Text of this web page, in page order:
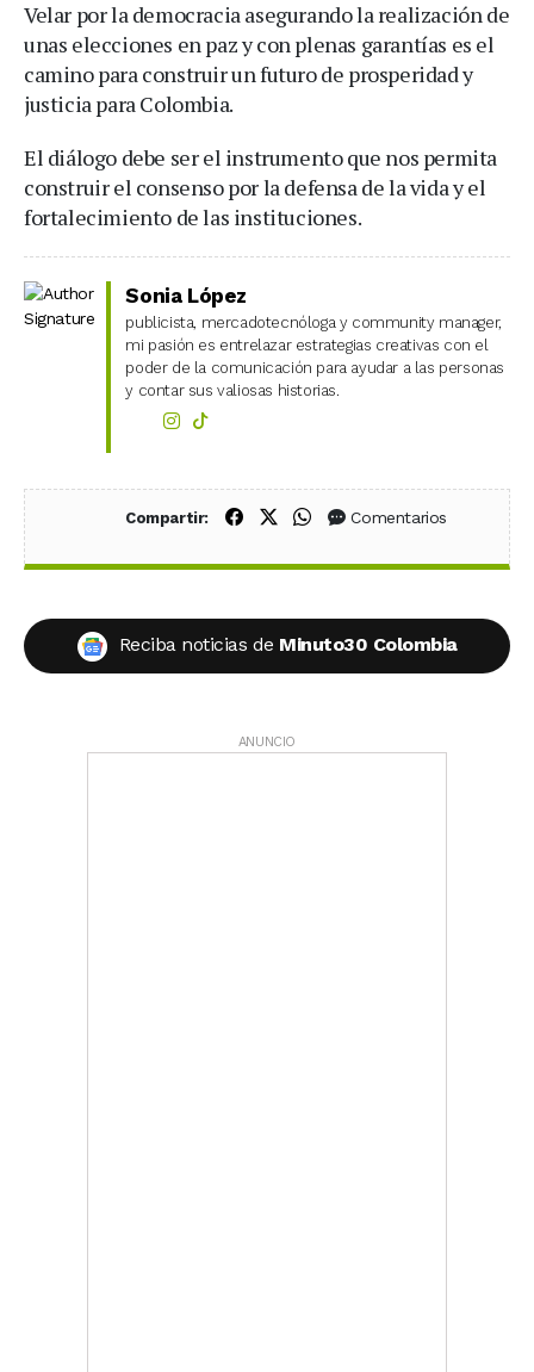
Velar por la democracia asegurando la realización de
unas elecciones en paz y con plenas garantías es el
camino para construir un futuro de prosperidad y
justicia para Colombia.
El diálogo debe ser el instrumento que nos permita
construir el consenso por la defensa de la vida y el
fortalecimiento de las instituciones.​
Sonia López
publicista, mercadotecnóloga y community manager,
mi pasión es entrelazar estrategias creativas con el
poder de la comunicación para ayudar a las personas
y contar sus valiosas historias.
Compartir: Compartir en Facebook
Compartir en X (Twitter)
Compartir en WhatsApp
Comentarios
Reciba noticias de Minuto30 Colombia
ANUNCIO